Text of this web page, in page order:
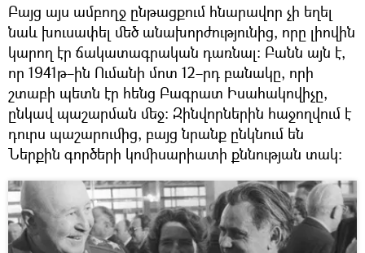
Բայց այս ամբողջ ընթացքում հնարավոր չի եղել
նաև խուսափել մեծ անախորժությունից, որը լիովին
կարող էր ճակատագրական դառնալ։ Բանն այն է,
որ 1941թ–ին Ումանի մոտ 12–րդ բանակը, որի
շտաբի պետն էր հենց Բագրատ Իսահակովիչը,
ընկավ պաշարման մեջ։ Զինվորներին հաջողվում է
դուրս պաշարումից, բայց նրանք ընկնում են
Ներքին գործերի կոմիսարիատի քննության տակ։